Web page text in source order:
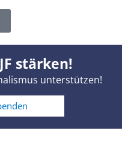
stärken!
unterstützen!